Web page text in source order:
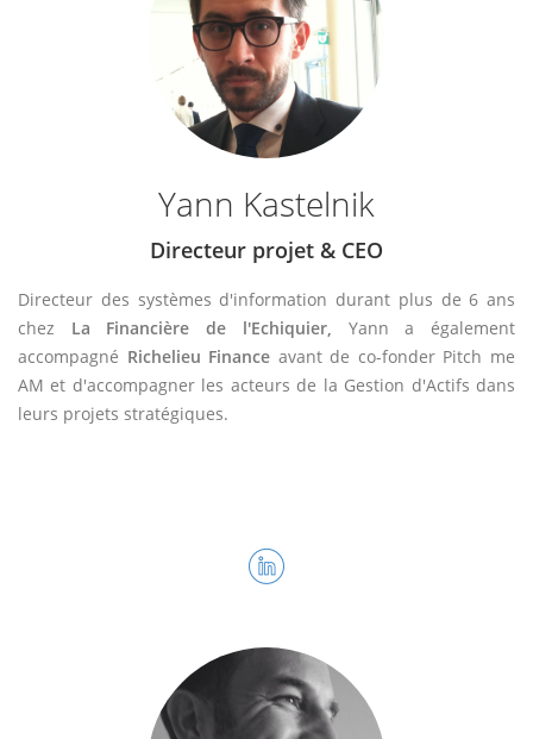
Yann Kastelnik
Directeur projet & CEO
Directeur des systèmes d'information durant plus de 6 ans
chez La Financière de l'Echiquier, Yann a également
accompagné Richelieu Finance avant de co-fonder Pitch me
AM et d'accompagner les acteurs de la Gestion d'Actifs dans
leurs projets stratégiques.